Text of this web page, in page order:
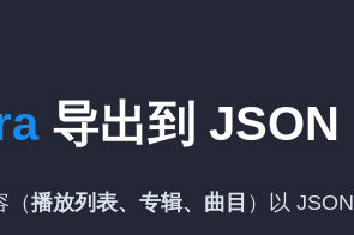
导出到 JSON
（播放列表、专辑、曲目 ）以 JSON